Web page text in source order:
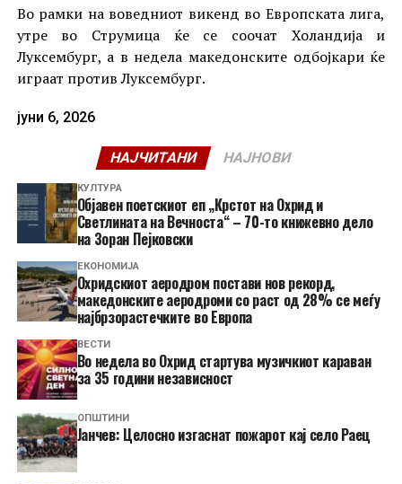
Во рамки на воведниот викенд во Европската лига,
утре во Струмица ќе се соочат Холандија и
Луксембург, а в недела македонските одбојкари ќе
играат против Луксембург.
јуни 6, 2026
НАЈЧИТАНИ НАЈНОВИ
КУЛТУРА
Објавен поетскиот еп „Крстот на Охрид и
Светлината на Вечноста“ – 70-то книжевно дело
на Зоран Пејковски
ЕКОНОМИЈА
Охридскиот аеродром постави нов рекорд,
македонските аеродроми со раст од 28% се меѓу
најбрзорастечките во Европа
ВЕСТИ
Во недела во Охрид стартува музичкиот караван
за 35 години независност
ОПШТИНИ
Јанчев: Целосно изгаснат пожарот кај село Раец